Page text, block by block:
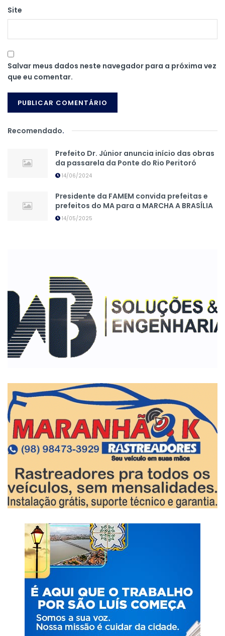
Site
Salvar meus dados neste navegador para a próxima vez
que eu comentar.
Recomendado.
Prefeito Dr. Júnior anuncia início das obras
da passarela da Ponte do Rio Peritoró
14/06/2024
Presidente da FAMEM convida prefeitas e
prefeitos do MA para a MARCHA A BRASÍLIA
14/05/2025